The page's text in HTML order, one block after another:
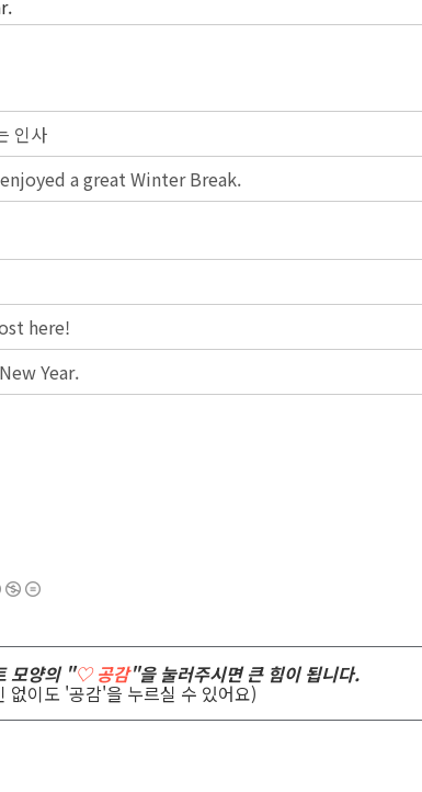
인사
a great Winter Break.
here!
Year.
모양의 "♡ 공감"을 눌러주시면 큰 힘이 됩니다.
없이도 '공감'을 누르실 수 있어요)